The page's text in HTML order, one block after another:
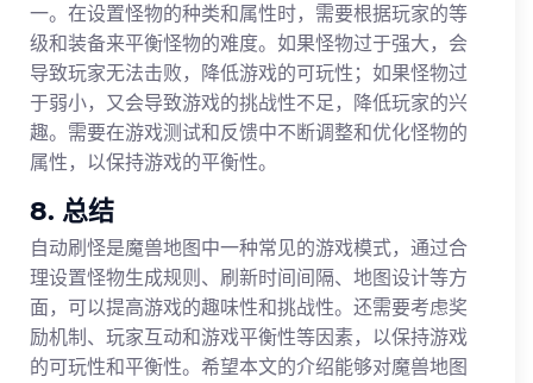
一。在设置怪物的种类和属性时，需要根据玩家的等
级和装备来平衡怪物的难度。如果怪物过于强大，会
导致玩家无法击败，降低游戏的可玩性；如果怪物过
于弱小，又会导致游戏的挑战性不足，降低玩家的兴
趣。需要在游戏测试和反馈中不断调整和优化怪物的
属性，以保持游戏的平衡性。
8. 总结
自动刷怪是魔兽地图中一种常见的游戏模式，通过合
理设置怪物生成规则、刷新时间间隔、地图设计等方
面，可以提高游戏的趣味性和挑战性。还需要考虑奖
励机制、玩家互动和游戏平衡性等因素，以保持游戏
的可玩性和平衡性。希望本文的介绍能够对魔兽地图